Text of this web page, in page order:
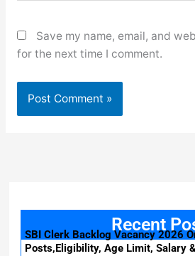
Save my name, email, and
for the next time I comment.
Recent
SBI Clerk Backlog Vacancy 2026
Posts,Eligibility, Age Limit, Salary